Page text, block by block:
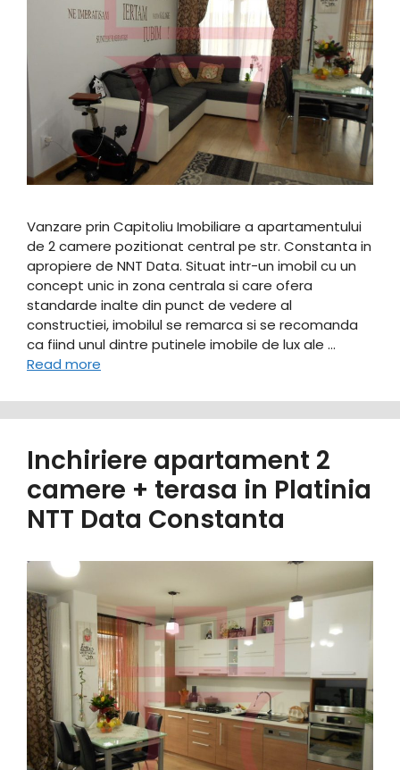
Vanzare prin Capitoliu Imobiliare a apartamentului
de 2 camere pozitionat central pe str. Constanta in
apropiere de NNT Data. Situat intr-un imobil cu un
concept unic in zona centrala si care ofera
standarde inalte din punct de vedere al
constructiei, imobilul se remarca si se recomanda
ca fiind unul dintre putinele imobile de lux ale …
Read more
Inchiriere apartament 2
camere + terasa in Platinia
NTT Data Constanta